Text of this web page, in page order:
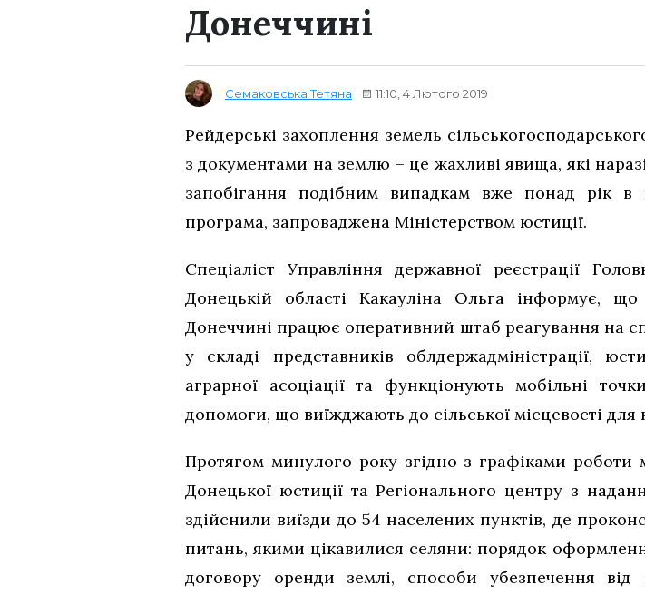
Донеччині
Семаковська Тетяна 11:10, 4 Лютого 2019
Рейдерські захоплення земель
з документами на землю – це жахливі явища, які
запобігання подібним випадкам вже понад рік в
програма, запроваджена Міністерством юстиції.
Спеціаліст Управління державної реєстрації
Донецькій області Какауліна Ольга інформує,
Донеччині працює оперативний штаб реагування на
у складі представників облдержадміністрації,
аграрної асоціації та функціонують мобільні
допомоги, що виїжджають до сільської місцевості
Протягом минулого року згідно з графіками роботи
Донецької юстиції та Регіонального центру з
здійснили виїзди до 54 населених пунктів, де
питань, якими цікавилися селяни: порядок
договору оренди землі, способи убезпечення від